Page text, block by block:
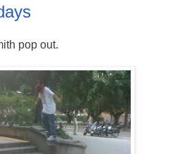
pop out.